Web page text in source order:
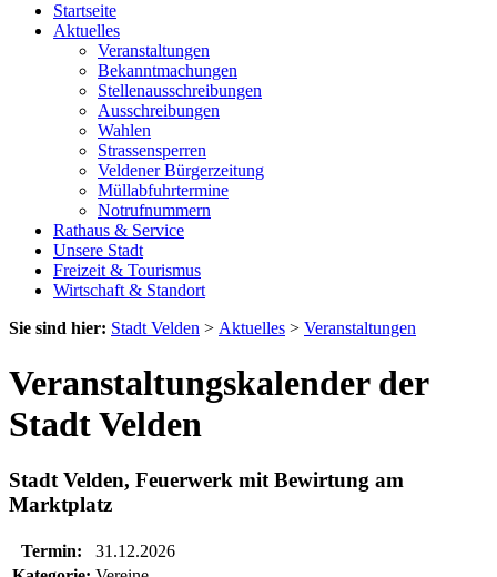
Startseite
Aktuelles
Veranstaltungen
Bekanntmachungen
Stellenausschreibungen
Ausschreibungen
Wahlen
Strassensperren
Veldener Bürgerzeitung
Müllabfuhrtermine
Notrufnummern
Rathaus & Service
Unsere Stadt
Freizeit & Tourismus
Wirtschaft & Standort
Sie sind hier: Stadt Velden > Aktuelles > Veranstaltungen
Veranstaltungskalender der
Stadt Velden
Stadt Velden, Feuerwerk mit Bewirtung am
Marktplatz
Termin:
31.12.2026